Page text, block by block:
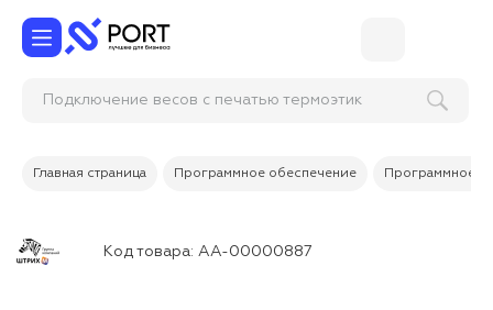
Подключение весов с печатью термоэ
Главная страница Программное обеспечение Программное
Код товара: АА-00000887